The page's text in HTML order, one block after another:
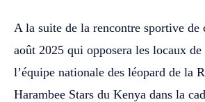
‎A la suite de la rencontre sportive de
août 2025 qui opposera les locaux
l’équipe nationale des léopard de la
Harambee Stars du Kenya dans la